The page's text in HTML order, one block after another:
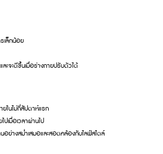
เล็กน้อย
ละจะดีขึ้นเมื่อร่างกายปรับตัวได้
ในไม่กี่สัปดาห์แรก
เมื่อเวลาผ่านไป
ย่างสม่ำเสมอและสอดคล้องกับไลฟ์สไตล์